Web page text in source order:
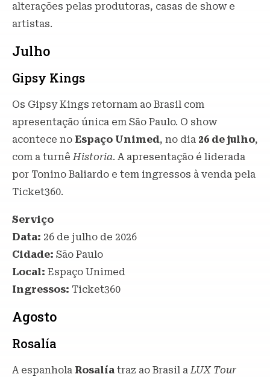
alterações pelas produtoras, casas de show e
artistas.
Julho
Gipsy Kings
Os Gipsy Kings retornam ao Brasil com
apresentação única em São Paulo. O show
acontece no Espaço Unimed, no dia 26 de julho,
com a turnêHistoria. A apresentação é liderada
por Tonino Baliardo e tem ingressos à venda pela
Ticket360.
Serviço
Data: 26 de julho de 2026
Cidade: São Paulo
Local: Espaço Unimed
Ingressos: Ticket360
Agosto
Rosalía
A espanhola Rosalía traz ao Brasil aLUX Tour